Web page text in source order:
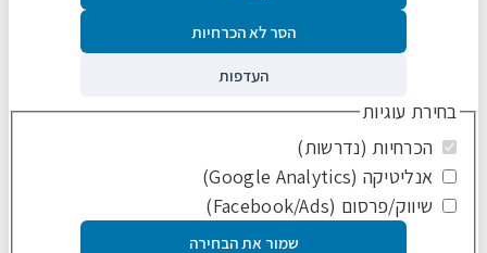
הסר לא הכרחיות
העדפות
בחירת עוגיות
הכרחיות (נדרשות)
אנליטיקה (Google Analytics)
שיווק/פרסום (Facebook/Ads)
שמור את הבחירה